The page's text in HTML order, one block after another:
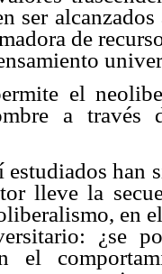
ser
de
el
a
han
lleve la
en
¿se
el